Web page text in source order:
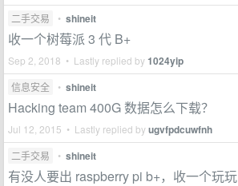
二手交易 • shineit
收一个树莓派 3 代 B+
Sep 2, 2018 • Lastly replied by1024yip
信息安全 • shineit
Hacking team 400G 数据怎么下载？
Jul 12, 2015 • Lastly replied byugvfpdcuwfnh
二手交易 • shineit
有没人要出 raspberry pi b+，收一个玩玩